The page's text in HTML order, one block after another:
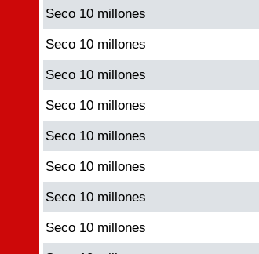
Seco 10 millones
Seco 10 millones
Seco 10 millones
Seco 10 millones
Seco 10 millones
Seco 10 millones
Seco 10 millones
Seco 10 millones